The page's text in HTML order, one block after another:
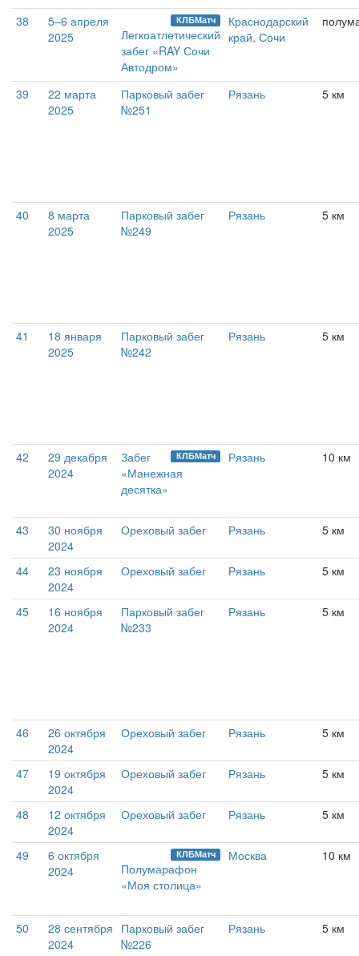
38
5–6 апреля
2025
КЛБМатч
Легкоатлетический
забег «RAY Сочи
Автодром»
Краснодарский
край, Сочи
39
22 марта
2025
Парковый забег
№251
Рязань 5 км
40
8 марта
2025
Парковый забег
№249
Рязань 5 км
41
18 января
2025
Парковый забег
№242
Рязань 5 км
42
29 декабря
2024
КЛБМатч
Забег
«Манежная
десятка»
Рязань 10 км
43
30 ноября
2024
Ореховый забег Рязань 5 км
44
23 ноября
2024
Ореховый забег Рязань 5 км
45
16 ноября
2024
Парковый забег
№233
Рязань 5 км
46
26 октября
2024
Ореховый забег Рязань 5 км
47
19 октября
2024
Ореховый забег Рязань 5 км
48
12 октября
2024
Ореховый забег Рязань 5 км
49
6 октября
2024
КЛБМатч
Полумарафон
«Моя столица»
Москва 10 км
50
28 сентября
2024
Парковый забег
№226
Рязань 5 км